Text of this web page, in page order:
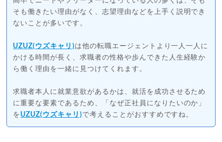
そも働きたい理由がなく、志望理由などを上手く説明でき
ないことが多いです。
UZUZ(ウズキャリ)は他の転職エージェントより一人一人に
かける時間が長く、求職者の性格や歩んできた人生経験か
ら働く理由を一緒に見つけてくれます。
求職者本人に就業意欲があるかは、就活を成功させるため
に重要な要素であるため、「なぜ正社員になりたいのか」
を UZUZ(ウズキャリ)で考えることがおすすめですね。